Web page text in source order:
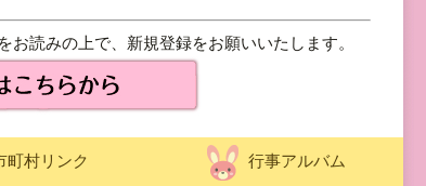
読みの上で、新規登録をお願いいたします。
町村リンク 行事アルバム